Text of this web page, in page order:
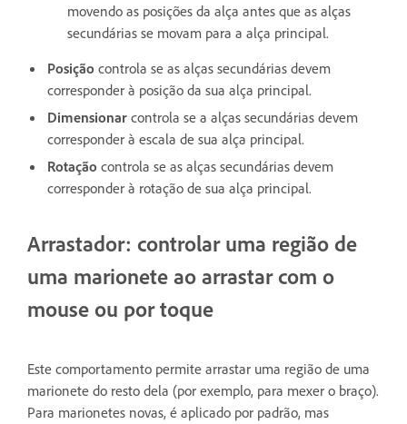
movendo as posições da alça antes que as alças
secundárias se movam para a alça principal.
Posição controla se as alças secundárias devem
corresponder à posição da sua alça principal.
Dimensionar controla se a alças secundárias devem
corresponder à escala de sua alça principal.
Rotação controla se as alças secundárias devem
corresponder à rotação de sua alça principal.
Arrastador: controlar uma região de
uma marionete ao arrastar com o
mouse ou por toque
Este comportamento permite arrastar uma região de uma
marionete do resto dela (por exemplo, para mexer o braço).
Para marionetes novas, é aplicado por padrão, mas